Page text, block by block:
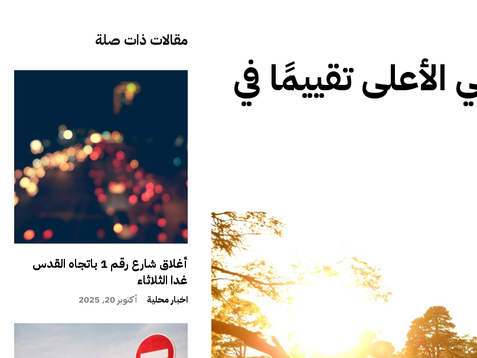
مقالات ذات صلة
أغلاق شارع رقم 1 باتجاه القدس
غدا الثلاثاء
اخبار محلية أكتوبر 20, 2025
تقييمًا في